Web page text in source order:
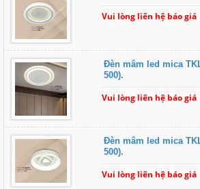
Vui lòng liên hệ báo giá
Đèn mâm led mica
500).
Vui lòng liên hệ báo giá
Đèn mâm led mica
500).
Vui lòng liên hệ báo giá